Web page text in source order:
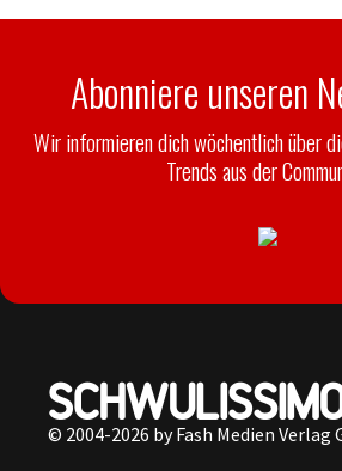
Abonniere unseren
Wir informieren dich wöchentlich über
Trends aus der
© 2004-2026 by Fash Medien Verlag